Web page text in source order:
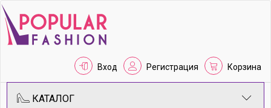
Вход Регистрация Корзина
КАТАЛОГ